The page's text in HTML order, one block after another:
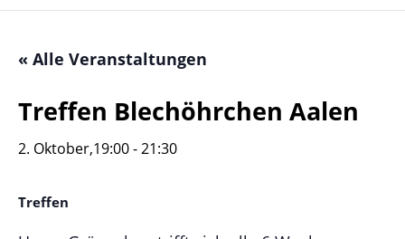
« Alle Veranstaltungen
Treffen Blechöhrchen Aalen
2. Oktober,19:00-21:30
Treffen